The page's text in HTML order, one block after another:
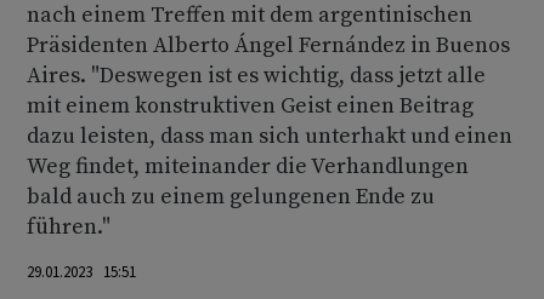
nach einem Treffen mit dem argentinischen
Präsidenten Alberto Ángel Fernández in Buenos
Aires. "Deswegen ist es wichtig, dass jetzt alle
mit einem konstruktiven Geist einen Beitrag
dazu leisten, dass man sich unterhakt und einen
Weg findet, miteinander die Verhandlungen
bald auch zu einem gelungenen Ende zu
führen."
29.01.2023 15:51